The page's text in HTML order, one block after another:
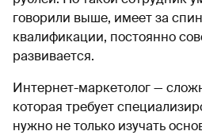
говорили выше, имеет за
квалификации, постоянно
развивается.
Интернет-маркетолог —
которая требует
нужно не только изучать